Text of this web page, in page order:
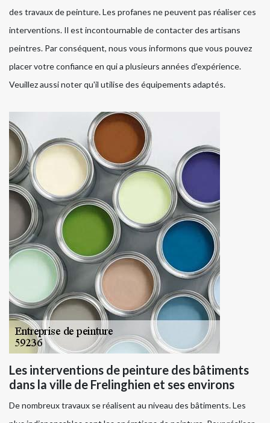
des travaux de peinture. Les profanes ne peuvent pas réaliser ces
interventions. Il est incontournable de contacter des artisans
peintres. Par conséquent, nous vous informons que vous pouvez
placer votre confiance en qui a plusieurs années d'expérience.
Veuillez aussi noter qu'il utilise des équipements adaptés.
Les interventions de peinture des bâtiments
dans la ville de Frelinghien et ses environs
De nombreux travaux se réalisent au niveau des bâtiments. Les